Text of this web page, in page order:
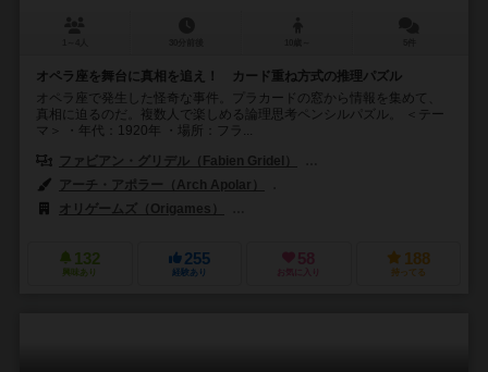
オペラ座を舞台に真相を追え！ カード重ね方式の推理パズル
オペラ座で発生した怪奇な事件。プラカードの窓から情報を集めて、
真相に迫るのだ。複数人で楽しめる論理思考ペンシルパズル。 ＜テー
マ＞ ・年代：1920年 ・場所：フラ...
ファビアン・グリデル（Fabien Gridel）
アーチ・アポラー（Arch Apolar）
オリゲームズ（Origames）
132
興味あり
255
経験あり
58
お気に入り
188
持ってる